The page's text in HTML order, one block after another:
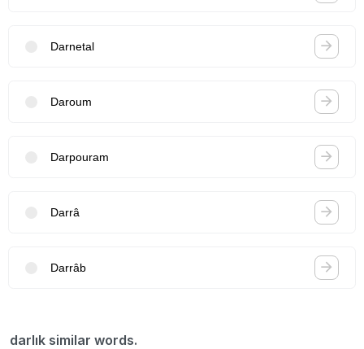
Darnetal
Daroum
Darpouram
Darrâ
Darrâb
darlık similar words.